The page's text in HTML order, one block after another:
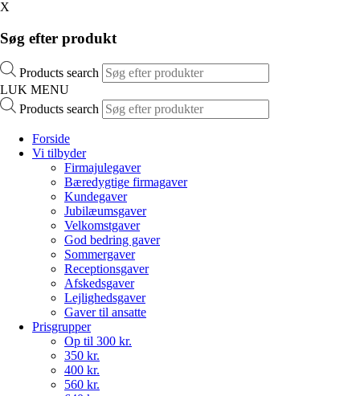
X
Søg efter produkt
Products search
LUK MENU
Products search
Forside
Vi tilbyder
Firmajulegaver
Bæredygtige firmagaver
Kundegaver
Jubilæumsgaver
Velkomstgaver
God bedring gaver
Sommergaver
Receptionsgaver
Afskedsgaver
Lejlighedsgaver
Gaver til ansatte
Prisgrupper
Op til 300 kr.
350 kr.
400 kr.
560 kr.